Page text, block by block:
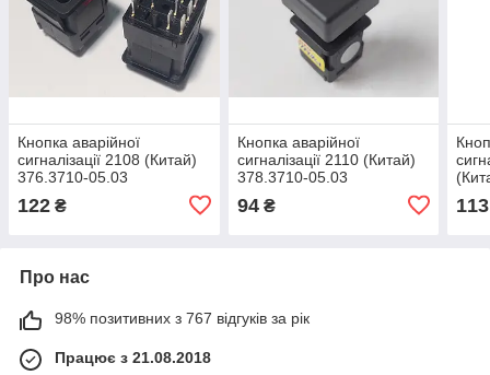
Кнопка аварійної
сигналізації 2108 (Китай)
376.3710-05.03
122 ₴
Кнопка аварійної
сигналізації 2110 (Китай)
378.3710-05.03
94₴ 113
Про нас
98% позитивних з 767 відгуків за рік
Працює з 21.08.2018